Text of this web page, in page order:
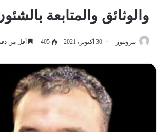
والوثائق والمتابعة
بترونيوز 30 أكتوبر، 2021 405 أقل من